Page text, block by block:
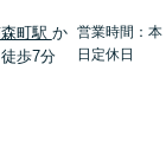
町駅 か
徒歩7分
営業時間：本
日定休日